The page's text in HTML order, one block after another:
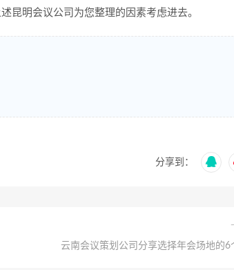
昆明会议公司为您整理的因素考虑进去。
分享到：
云南会议策划公司分享选择年会场地的6